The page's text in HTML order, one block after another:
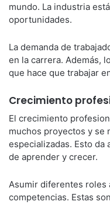
mundo. La industria
oportunidades.
La demanda de
en la carrera. Además,
que hace que trabajar
Crecimiento
El crecimiento
muchos proyectos y se
especializadas. Esto da
de aprender y crecer.
Asumir diferentes roles
competencias. Estas